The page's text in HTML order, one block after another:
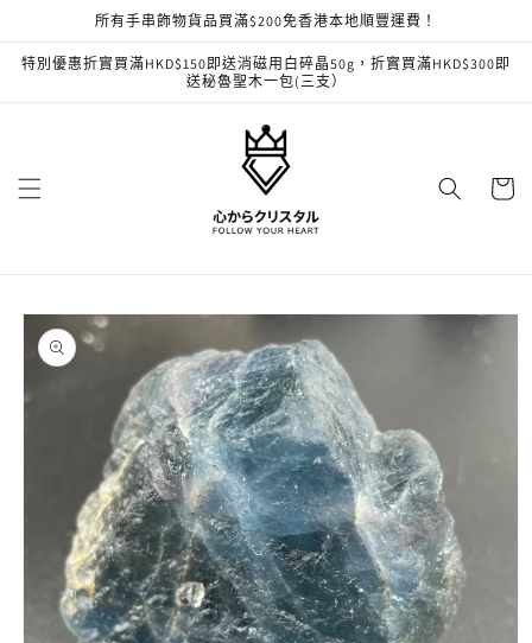
所有手串飾物貨品買滿$200免香港本地順豐運費！
特別優惠折實買滿HKD$150即送消磁用白碎晶50g，折實買滿HKD$300即
送秘魯聖木一包(三支）
物
品資訊